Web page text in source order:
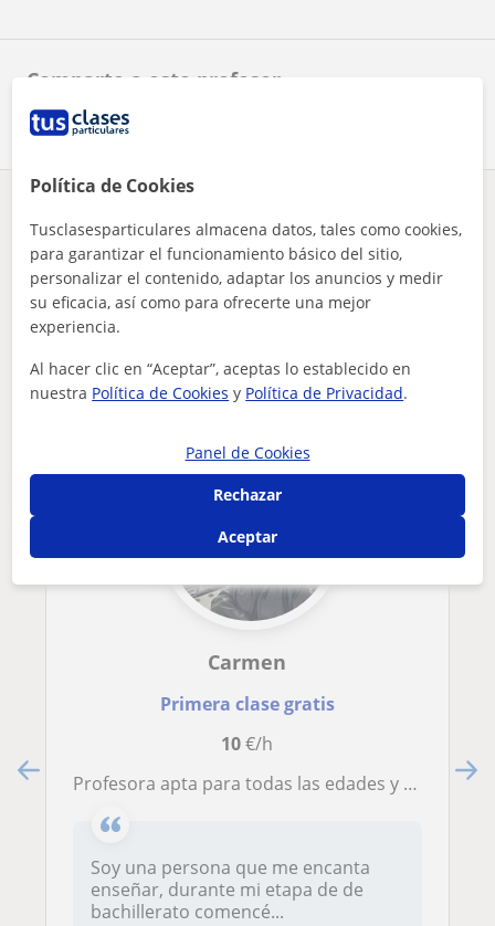
Comparte a este profesor
¿Hay algún error en este perfil? Cuéntanos
Tus clases particulares ESO Sevilla
Benacazón
profesora de primaria para dar clases a niños de diferentes ...
Otros profesores de ESO en Benacazón
que pueden interesarte
Carmen
Primera clase gratis
10€/h
Profesora apta para todas las edades y todas las materias
Soy una persona que me encanta
enseñar, durante mi etapa de de
bachillerato comencé...
Política de Cookies
Tusclasesparticulares almacena datos, tales como cookies,
para garantizar el funcionamiento básico del sitio,
personalizar el contenido, adaptar los anuncios y medir
su eficacia, así como para ofrecerte una mejor
experiencia.
Al hacer clic en “Aceptar”, aceptas lo establecido en
nuestra Política de Cookies y Política de Privacidad.
Panel de Cookies
Rechazar
Aceptar